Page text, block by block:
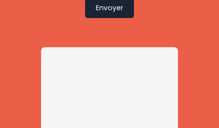
Envoyer